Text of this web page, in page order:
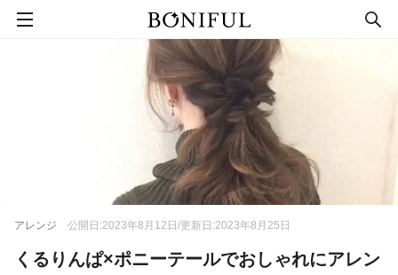
アレンジ 公開日:2023年8月12日/更新日:2023年8月25日
くるりんぱ×ポニーテールでおしゃれにアレン